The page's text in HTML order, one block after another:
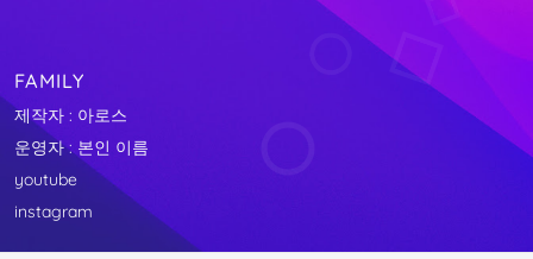
FAMILY
제작자 : 아로스
운영자 : 본인 이름
youtube
instagram